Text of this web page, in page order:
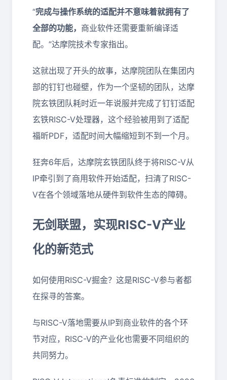
“完成与操作系统的适配并不意味着就拥有了
全部的功能， 商业软件还需要重新编译适
配。”达摩院技术专家指出。
这就出现了开头的故事，达摩院团队在集团内
部的钉钉也碰壁，作为一个坚韧的团队，达摩
院玄铁团队耗时近一年说服并完成了钉钉适配
玄铁RISC-V处理器，这个经验被用到了适配
福昕PDF，适配时间大幅缩短到不到一个月。
狂奔6年后，达摩院玄铁团队终于将RISC-V从
IP牵引到了商用软件开始适配，扫清了RISC-
V在各个领域落地从硬件到软件生态的障碍。
无剑联盟，实现RISC-V产业
化的新范式
如何使用RISC-V掘金？这是RISC-V参与者都
在探寻的答案。
与RISC-V落地需要从IP到商业软件的各个环
节对应，RISC-V的产业化也需要不同组织的
共同努力。